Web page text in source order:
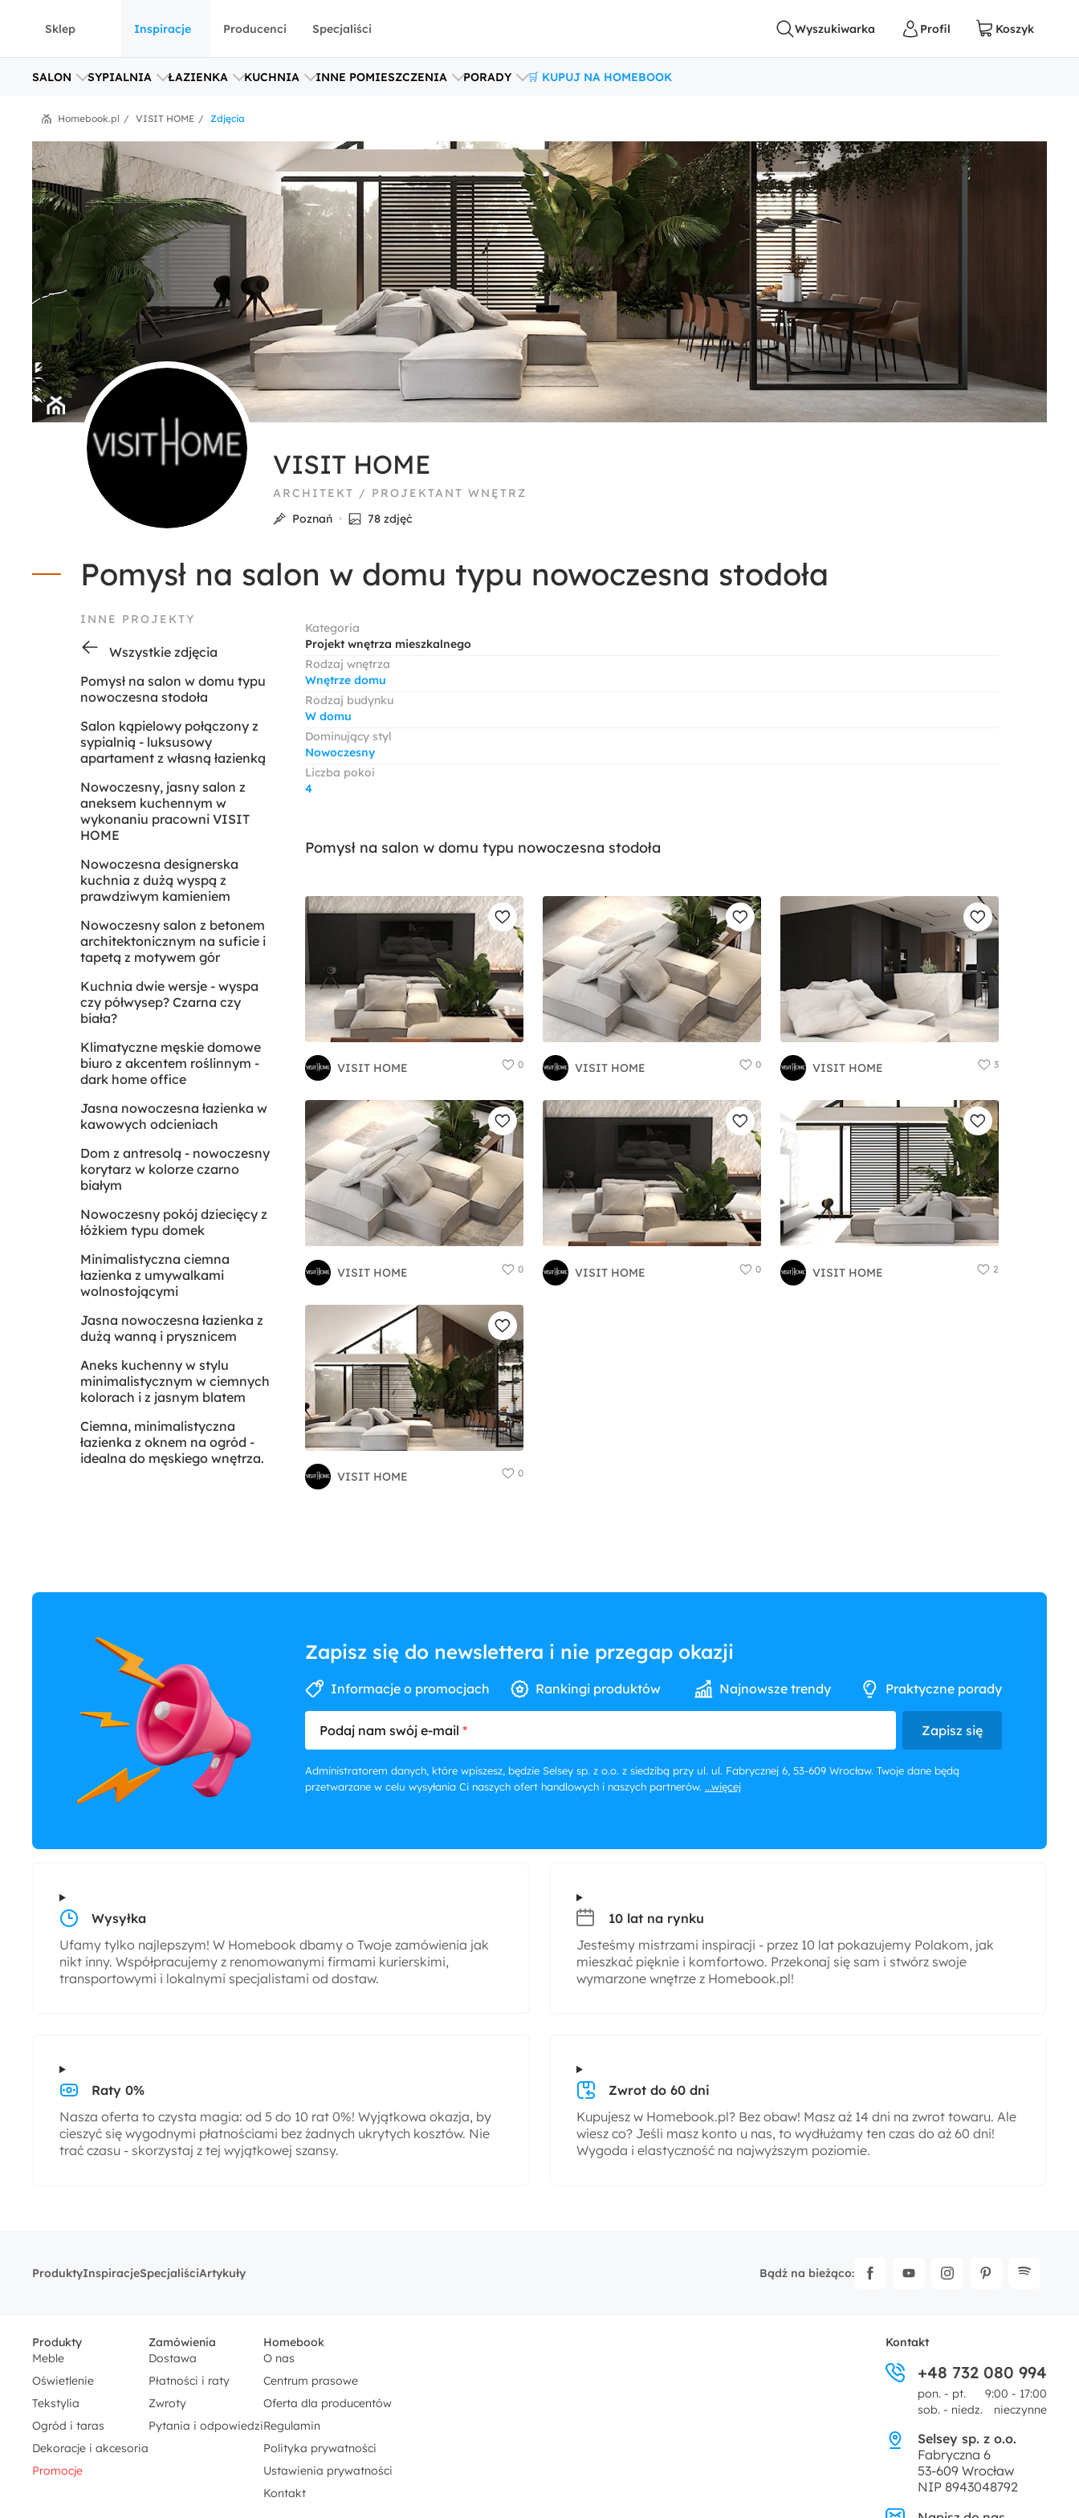
Sklep Inspiracje
SALON SYPIALNIA ŁAZIENKA KUCHNIA INNE POMIESZCZENIA PORADY 🛒 KUPUJ NA HOMEBOOK
Producenci Specjaliści
Zdjęcia
VISIT HOME
Homebook.pl
VISIT HOME
ARCHITEKT / PROJEKTANT WNĘTRZ
Poznań
78 zdjęć
Pomysł na salon w domu typu nowoczesna stodoła
Kategoria
Projekt wnętrza mieszkalnego
Rodzaj wnętrza
Wnętrze domu
Rodzaj budynku
W domu
Dominujący styl
Nowoczesny
Liczba pokoi
4
Pomysł na salon w domu typu nowoczesna stodoła
VISIT HOME 0 VISIT HOME 0 VISIT HOME 3
VISIT HOME 0 VISIT HOME 0 VISIT HOME 2
VISIT HOME 0
INNE PROJEKTY
Wszystkie zdjęcia
Pomysł na salon w domu typu
nowoczesna stodoła
Salon kąpielowy połączony z
sypialnią - luksusowy
apartament z własną łazienką
Nowoczesny, jasny salon z
aneksem kuchennym w
wykonaniu pracowni VISIT
HOME
Nowoczesna designerska
kuchnia z dużą wyspą z
prawdziwym kamieniem
Nowoczesny salon z betonem
architektonicznym na suficie i
tapetą z motywem gór
Kuchnia dwie wersje - wyspa
czy półwysep? Czarna czy
biała?
Klimatyczne męskie domowe
biuro z akcentem roślinnym -
dark home office
Jasna nowoczesna łazienka w
kawowych odcieniach
Dom z antresolą - nowoczesny
korytarz w kolorze czarno
białym
Nowoczesny pokój dziecięcy z
łóżkiem typu domek
Minimalistyczna ciemna
łazienka z umywalkami
wolnostojącymi
Jasna nowoczesna łazienka z
dużą wanną i prysznicem
Aneks kuchenny w stylu
minimalistycznym w ciemnych
kolorach i z jasnym blatem
Ciemna, minimalistyczna
łazienka z oknem na ogród -
idealna do męskiego wnętrza.
Zapisz się do newslettera i nie przegap okazji
Informacje o promocjach Rankingi produktów Najnowsze trendy Praktyczne porady
Podaj nam swój e-mail Zapisz się
Administratorem danych, które wpiszesz, będzie Selsey sp. z o.o. z siedzibą przy ul. ul. Fabrycznej 6, 53-609 Wrocław. Twoje dane będą
przetwarzane w celu wysyłania Ci naszych ofert handlowych i naszych partnerów. ...więcej
Wysyłka
Ufamy tylko najlepszym! W Homebook dbamy o Twoje zamówienia jak
nikt inny. Współpracujemy z renomowanymi firmami kurierskimi,
transportowymi i lokalnymi specjalistami od dostaw.
10 lat na rynku
Jesteśmy mistrzami inspiracji - przez 10 lat pokazujemy Polakom, jak
mieszkać pięknie i komfortowo. Przekonaj się sam i stwórz swoje
wymarzone wnętrze z Homebook.pl!
Raty 0%
Nasza oferta to czysta magia: od 5 do 10 rat 0%! Wyjątkowa okazja, by
cieszyć się wygodnymi płatnościami bez żadnych ukrytych kosztów. Nie
trać czasu - skorzystaj z tej wyjątkowej szansy.
Zwrot do 60 dni
Kupujesz w Homebook.pl? Bez obaw! Masz aż 14 dni na zwrot towaru. Ale
wiesz co? Jeśli masz konto u nas, to wydłużamy ten czas do aż 60 dni!
Wygoda i elastyczność na najwyższym poziomie.
ProduktyInspiracjeSpecjaliściArtykuły Bądź na bieżąco:
Produkty
Meble
Oświetlenie
Tekstylia
Ogród i taras
Dekoracje i akcesoria
Promocje
Zamówienia
Dostawa
Płatności i raty
Zwroty
Pytania i odpowiedzi
Homebook
O nas
Centrum prasowe
Oferta dla producentów
Regulamin
Polityka prywatności
Ustawienia prywatności
Kontakt
Kontakt
+48 732 080 994
pon. - pt.
9:00 - 17:00
sob. - niedz.
nieczynne
Selsey sp. z o.o.
Fabryczna 6
53-609 Wrocław
NIP 8943048792